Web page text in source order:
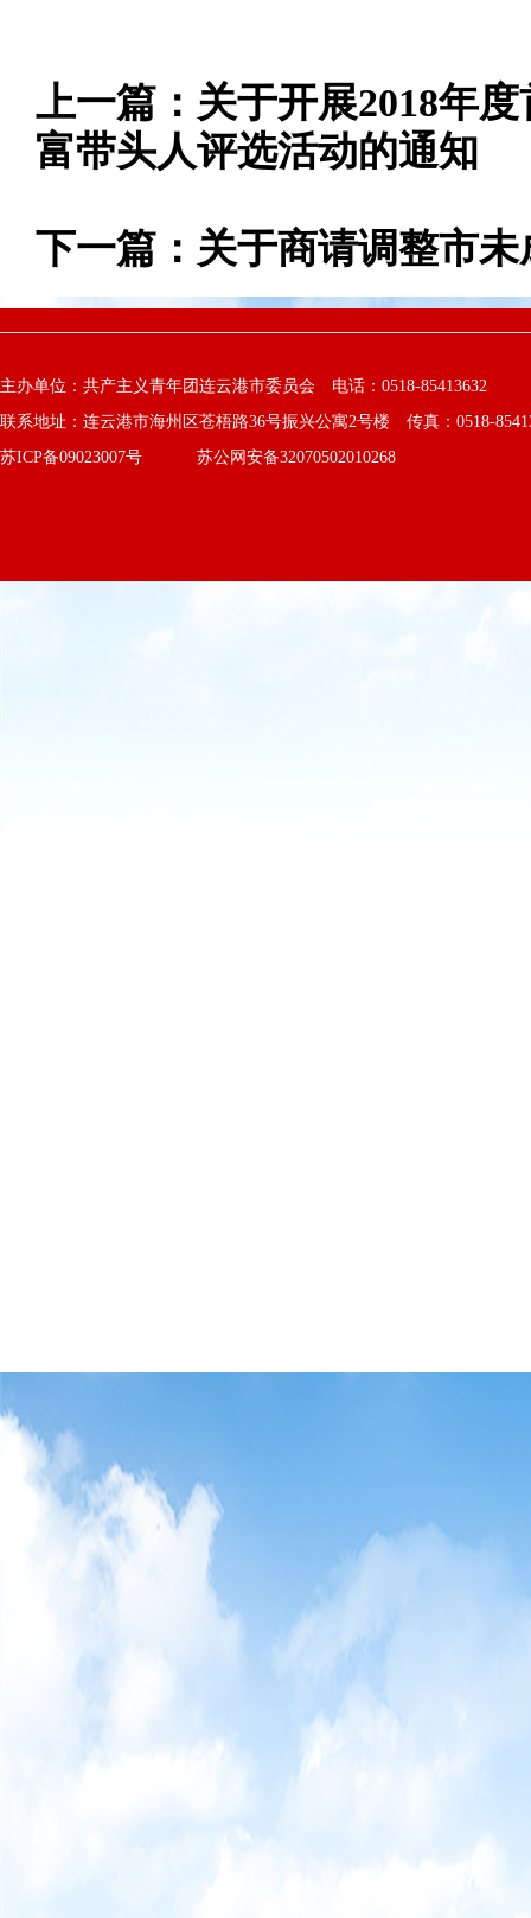
上一篇： 关于开展2018年
富带头人评选活动的通知
下一篇： 关于商请调整市
主办单位：共产主义青年团连云港市委员会 电话：0518-85413632
联系地址：连云港市海州区苍梧路36号振兴公寓2号楼 传真：0518-
苏ICP备09023007号
苏公网安备32070502010268